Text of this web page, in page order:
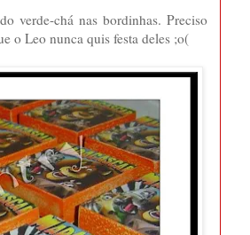
verde-chá nas bordinhas. Preciso
o Leo nunca quis festa deles ;o(